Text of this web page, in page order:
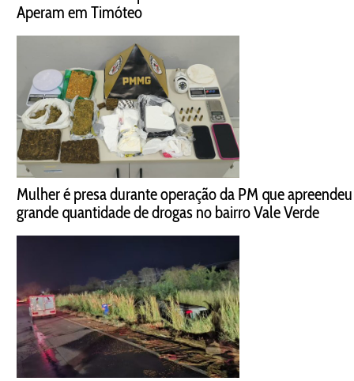
Aperam em Timóteo
Mulher é presa durante operação da PM que apreendeu
grande quantidade de drogas no bairro Vale Verde